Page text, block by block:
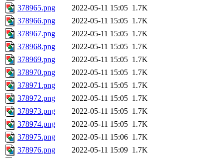
378965.png
2022-05-11 15:05 1.7K
378966.png
2022-05-11 15:05 1.7K
378967.png
2022-05-11 15:05 1.7K
378968.png
2022-05-11 15:05 1.7K
378969.png
2022-05-11 15:05 1.7K
378970.png
2022-05-11 15:05 1.7K
378971.png
2022-05-11 15:05 1.7K
378972.png
2022-05-11 15:05 1.7K
378973.png
2022-05-11 15:05 1.7K
378974.png
2022-05-11 15:05 1.7K
378975.png
2022-05-11 15:06 1.7K
378976.png
2022-05-11 15:09 1.7K